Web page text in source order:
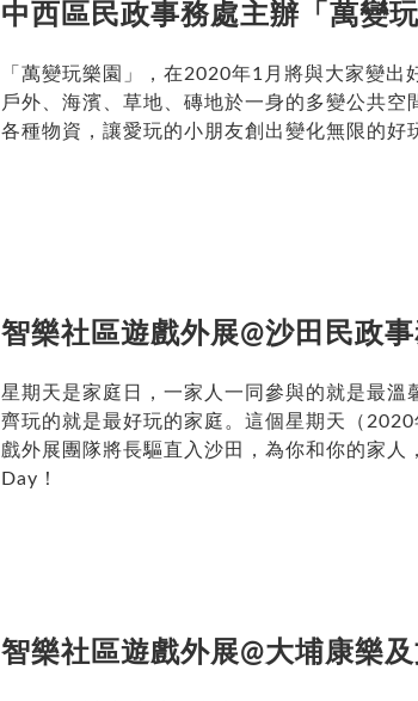
中西區民政事務處主辦「萬變
「萬變玩樂園」，在2020年1月將與大家變出
戶外、海濱、草地、磚地於一身的多變公共空
各種物資，讓愛玩的小朋友創出變化無限的好
智樂社區遊戲外展@沙田民政事
星期天是家庭日，一家人一同參與的就是最溫
齊玩的就是最好玩的家庭。這個星期天（
戲外展團隊將長驅直入沙田，為你和你的家人
Day！
智樂社區遊戲外展@大埔康樂